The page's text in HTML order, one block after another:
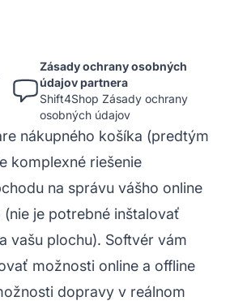
Zásady ochrany osobných
údajov partnera
Shift4Shop Zásady ochrany
osobných údajov
nákupného košíka (predtým
komplexné riešenie
na správu vášho online
je potrebné inštalovať
vašu plochu). Softvér vám
možnosti online a offline
dopravy v reálnom